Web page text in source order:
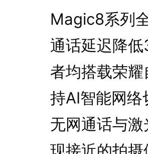
Magic8系列
通话延迟降
者均搭载荣
持AI智能网
无网通话与